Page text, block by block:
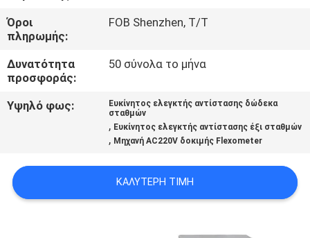
ΜΕ
ΕΙΔΉΣΕΙΣ
ΖΗΤΉΣΤΕ
ΑΠΌΣΠΑΣΜΑ
SITEMAP
Όροι
πληρωμής:
FOB Shenzhen, T/T
Δυνατότητα
προσφοράς:
50 σύνολα το μήνα
Υψηλό φως:
Ευκίνητος ελεγκτής αντίστασης δώδεκα
σταθμών
, Ευκίνητος ελεγκτής αντίστασης έξι σταθμών
, Μηχανή AC220V δοκιμής Flexometer
ΚΑΛΎΤΕΡΗ ΤΙΜΉ